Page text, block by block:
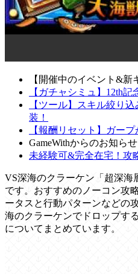
【開催中のイベント&新
【ガチャシミュ】12th
【ツール】スキル絞り
装！
【報酬リセット】ガー
GameWithからのお知らせ
未経験可&完全在宅！攻
VS深海のクラーケン「超深海
です。おすすめのノーコン攻
ータスと行動パターンなどの
海のクラーケンでドロップす
についてまとめています。